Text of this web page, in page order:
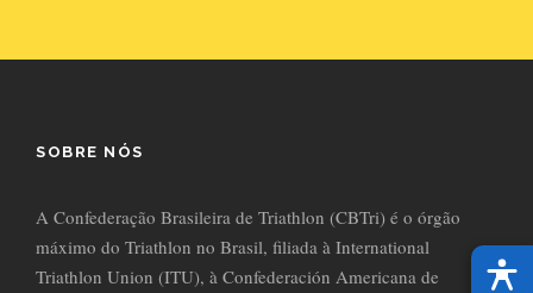
SOBRE NÓS
A Confederação Brasileira de Triathlon (CBTri) é o órgão
máximo do Triathlon no Brasil, filiada à International
Triathlon Union (ITU), à Confederación Americana de